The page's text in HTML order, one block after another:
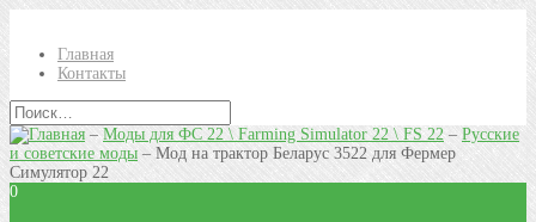
Главная
Контакты
–Моды для ФС 22 \ Farming Simulator 22 \ FS 22– Русские
и советские моды – Мод на трактор Беларус 3522 для Фермер
Симулятор 22
0